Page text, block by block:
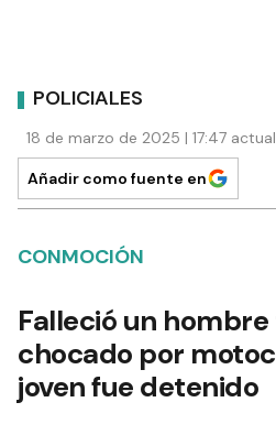
POLICIALES
18 de marzo de 2025 | 17:47
Añadir como fuente en
CONMOCIÓN
Falleció un
chocado por
joven fue detenido